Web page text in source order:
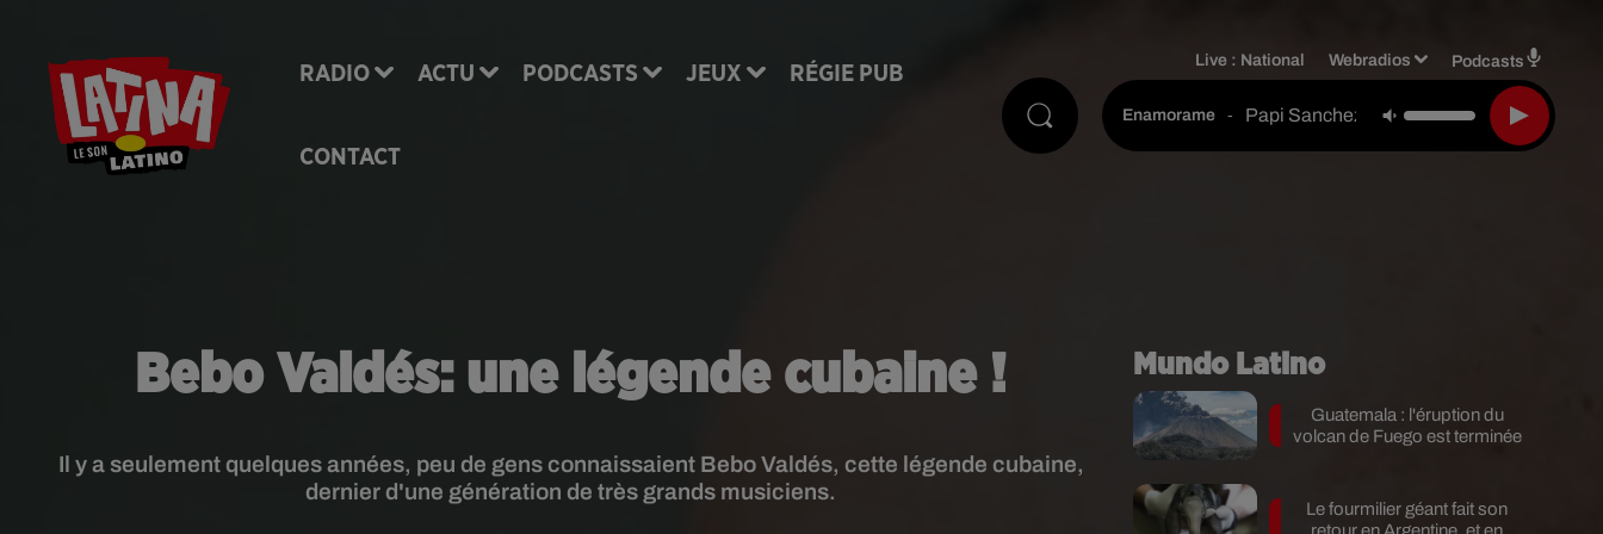
RADIO ACTU PODCASTS JEUX RÉGIE PUB
CONTACT
Live : National Webradios Podcasts
Enamorame - Papi Sanchez
Bebo Valdés: une légende cubaine !
Il y a seulement quelques années, peu de gens connaissaient Bebo Valdés, cette légende cubaine,
dernier d'une génération de très grands musiciens.
Mundo Latino
Guatemala : l'éruption du
volcan de Fuego est terminée
Le fourmilier géant fait son
retour en Argentine, et en